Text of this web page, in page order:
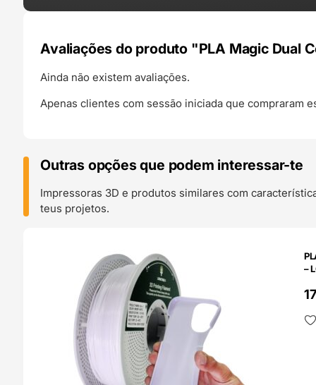
Avaliações do produto "PLA Magic Dual
Ainda não existem avaliações.
Apenas clientes com sessão iniciada que compraram
Outras opções que podem interessar-te
Impressoras 3D e produtos similares com
teus projetos.
–